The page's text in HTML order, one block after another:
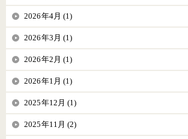
2026年4月 (1)
2026年3月 (1)
2026年2月 (1)
2026年1月 (1)
2025年12月 (1)
2025年11月 (2)